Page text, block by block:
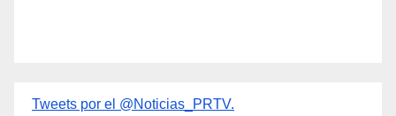
Tweets por el @Noticias_PRTV.